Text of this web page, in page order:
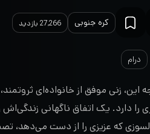
کره جنوبی 27,266 بازدید
درام
این، زنی موفق از خانواده‌ای
را دارد. یک اتفاق ناگهانی
که عزیزی را از دست می‌دهد،